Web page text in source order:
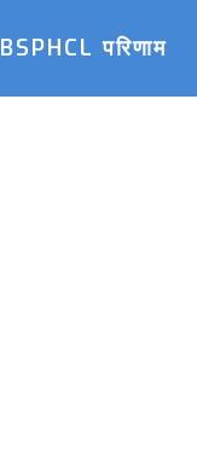
BSPHCL परिणाम